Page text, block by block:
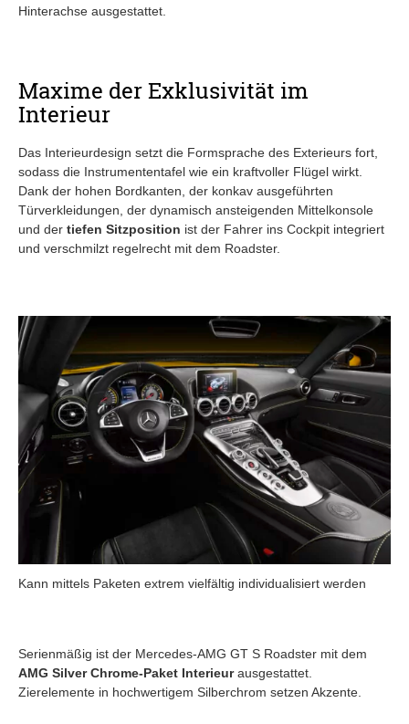
Hinterachse ausgestattet.
Maxime der Exklusivität im
Interieur
Das Interieurdesign setzt die Formsprache des Exterieurs fort,
sodass die Instrumententafel wie ein kraftvoller Flügel wirkt.
Dank der hohen Bordkanten, der konkav ausgeführten
Türverkleidungen, der dynamisch ansteigenden Mittelkonsole
und der tiefen Sitzposition ist der Fahrer ins Cockpit integriert
und verschmilzt regelrecht mit dem Roadster.
Kann mittels Paketen extrem vielfältig individualisiert werden
Serienmäßig ist der Mercedes-AMG GT S Roadster mit dem
AMG Silver Chrome-Paket Interieurausgestattet.
Zierelemente in hochwertigem Silberchrom setzen Akzente.